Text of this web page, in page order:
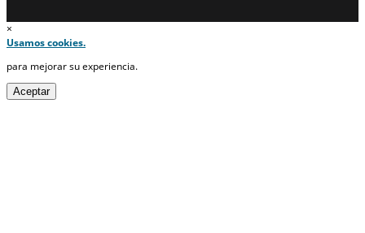
×
Usamos cookies.
para mejorar su experiencia.
Aceptar